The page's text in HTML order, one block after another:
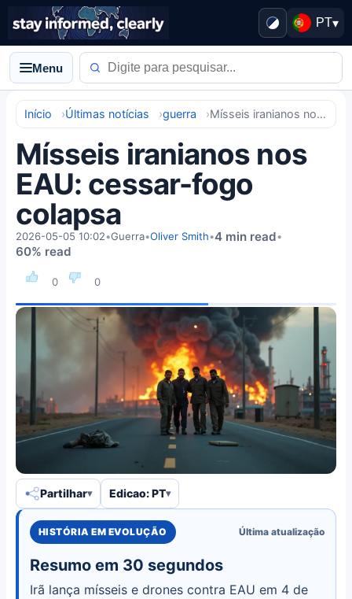
PT▾
Menu
Início Últimas notícias guerra Mísseis iranianos nos EAU: cessar-fogo colapsa
Mísseis iranianos nos
EAU: cessar-fogo
colapsa
0 0
2026-05-05 10:02•Guerra•Oliver Smith•4 min read•
60% read
Partilhar Edicao: PT
HISTÓRIA EM EVOLUÇÃO Última atualização
Resumo em 30 segundos
Irã lança mísseis e drones contra EAU em 4 de